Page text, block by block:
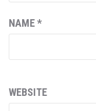
NAME*
WEBSITE